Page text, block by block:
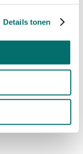
Details tonen